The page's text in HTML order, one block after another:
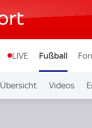
LIVE Fußball
Übersicht Videos